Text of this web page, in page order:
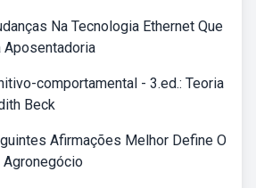
Na Tecnologia Ethernet Que
Aposentadoria
comportamental - 3.ed.: Teoria
Beck
Afirmações Melhor Define O